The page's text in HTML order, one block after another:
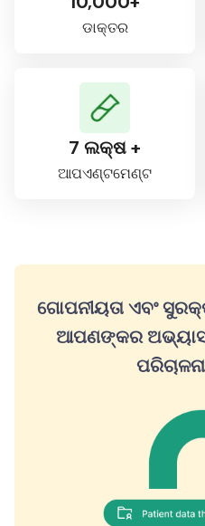
ଡାକ୍ତର
7 ଲକ୍ଷ +
ଆପଏଣ୍ଟମେଣ୍ଟ
ଗୋପନୀୟତା ଏବଂ
ଆପଣଙ୍କର